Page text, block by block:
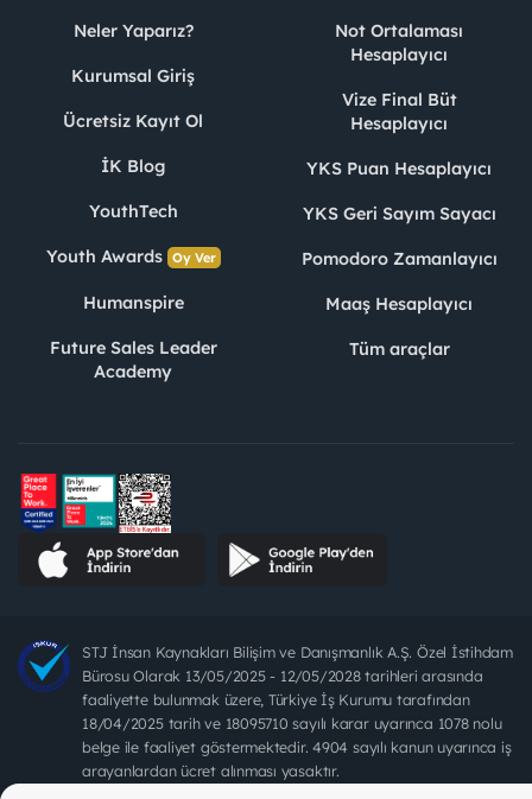
Neler Yaparız?
Kurumsal Giriş
Ücretsiz Kayıt Ol
İK Blog
YouthTech
Youth Awards Oy Ver
Humanspire
Future Sales Leader
Academy
Not Ortalaması
Hesaplayıcı
Vize Final Büt
Hesaplayıcı
YKS Puan Hesaplayıcı
YKS Geri Sayım Sayacı
Pomodoro Zamanlayıcı
Maaş Hesaplayıcı
Tüm araçlar
STJ İnsan Kaynakları Bilişim ve Danışmanlık A.Ş. Özel İstihdam
Bürosu Olarak 13/05/2025 - 12/05/2028 tarihleri arasında
faaliyette bulunmak üzere, Türkiye İş Kurumu tarafından
18/04/2025 tarih ve 18095710 sayılı karar uyarınca 1078 nolu
belge ile faaliyet göstermektedir. 4904 sayılı kanun uyarınca iş
arayanlardan ücret alınması yasaktır.